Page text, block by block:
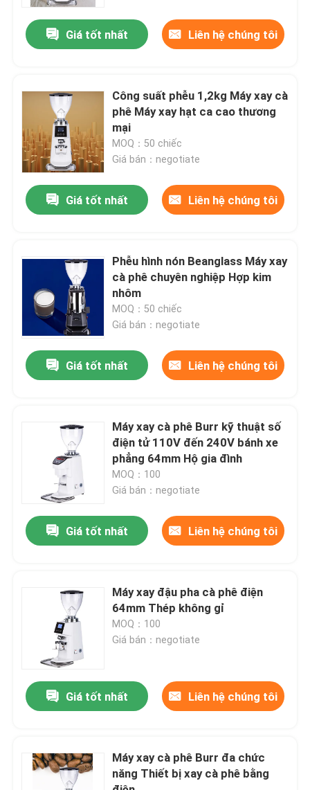
Các sản phẩm
Hướng dẫn VR
Về chúng tôi
Kiểm soát chất lượng
Liên hệ chúng tôi
Các trường hợp
Máy xay cà phê Burr
Giá tốt nhất Liên hệ chúng tôi
Công suất phễu 1,2kg Máy xay cà
phê Máy xay hạt ca cao thương
mại
MOQ：50 chiếc
Giá bán：negotiate
Giá tốt nhất Liên hệ chúng tôi
Phễu hình nón Beanglass Máy xay
cà phê chuyên nghiệp Hợp kim
nhôm
MOQ：50 chiếc
Giá bán：negotiate
Giá tốt nhất Liên hệ chúng tôi
Máy xay cà phê Burr kỹ thuật số
điện tử 110V đến 240V bánh xe
phẳng 64mm Hộ gia đình
MOQ：100
Giá bán：negotiate
Giá tốt nhất Liên hệ chúng tôi
Máy xay đậu pha cà phê điện
64mm Thép không gỉ
MOQ：100
Giá bán：negotiate
Giá tốt nhất Liên hệ chúng tôi
Máy xay cà phê Burr đa chức
năng Thiết bị xay cà phê bằng